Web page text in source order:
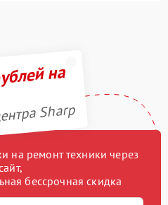
на
Sharp
на ремонт техники через
бессрочная скидка